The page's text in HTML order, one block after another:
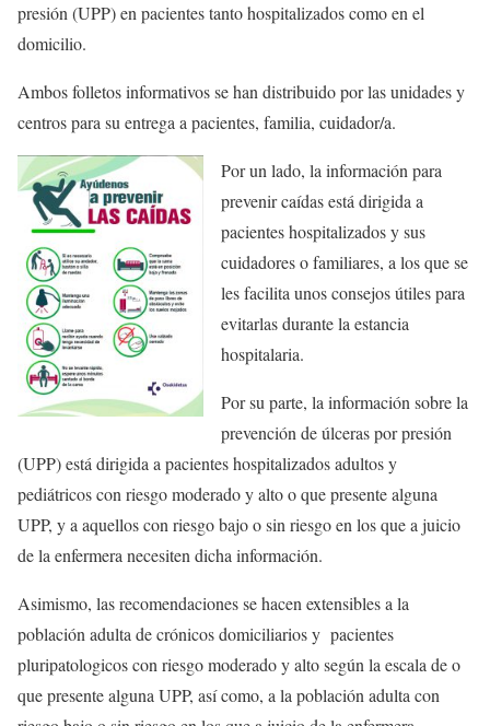
presión (UPP) en pacientes tanto hospitalizados como en el
domicilio.
Ambos folletos informativos se han distribuido por las unidades y
centros para su entrega a pacientes, familia, cuidador/a.
Por un lado, la información para
prevenir caídas está dirigida a
pacientes hospitalizados y sus
cuidadores o familiares, a los que se
les facilita unos consejos útiles para
evitarlas durante la estancia
hospitalaria.
Por su parte, la información sobre la
prevención de úlceras por presión
(UPP) está dirigida a pacientes hospitalizados adultos y
pediátricos con riesgo moderado y alto o que presente alguna
UPP, y a aquellos con riesgo bajo o sin riesgo en los que a juicio
de la enfermera necesiten dicha información.
Asimismo, las recomendaciones se hacen extensibles a la
población adulta de crónicos domiciliarios y pacientes
pluripatologicos con riesgo moderado y alto según la escala de o
que presente alguna UPP, así como, a la población adulta con